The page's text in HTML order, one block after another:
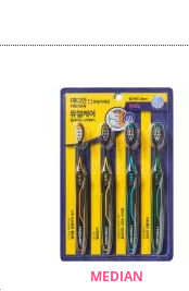
MEDIAN